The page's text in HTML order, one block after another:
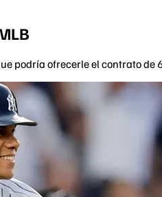
podría ofrecerle el contrato de